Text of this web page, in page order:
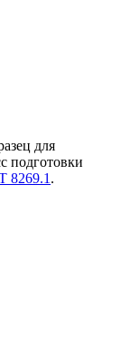
для
подготовки
8269.1.